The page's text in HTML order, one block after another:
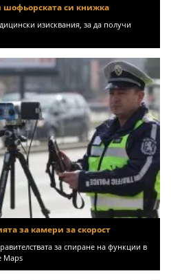
си книжка
изисквания, за да получи
за камери за скорост
за спиране на функции в
Maps